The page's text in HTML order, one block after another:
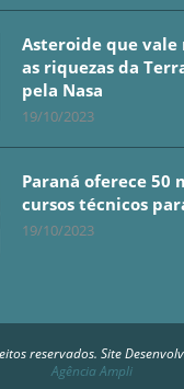
Asteroide que vale
as riquezas da
pela Nasa
19/10/2023
Paraná oferece 50
cursos técnicos
19/10/2023
reservados. Site
Agência Ampli